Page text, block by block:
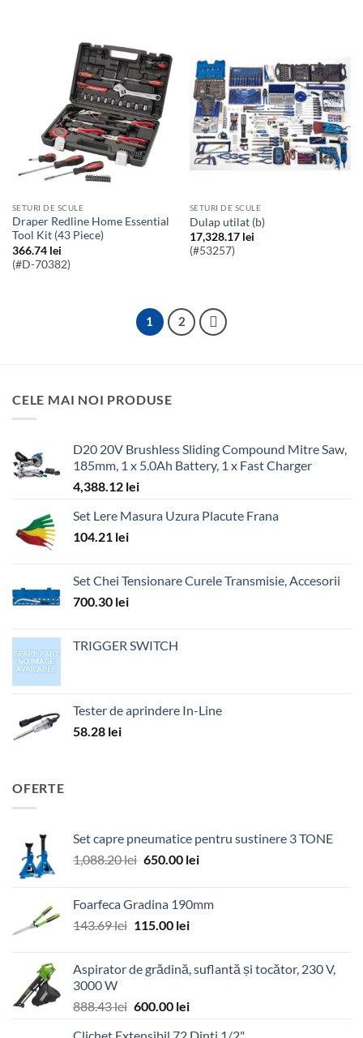
SETURI DE SCULE
Draper Redline Home Essential
Tool Kit (43 Piece)
366.74 lei
(#D-70382)
SETURI DE SCULE
Dulap utilat (b)
17,328.17 lei
(#53257)
1 2
CELE MAI NOI PRODUSE
D20 20V Brushless Sliding Compound Mitre Saw,
185mm, 1 x 5.0Ah Battery, 1 x Fast Charger
4,388.12 lei
Set Lere Masura Uzura Placute Frana
104.21 lei
Set Chei Tensionare Curele Transmisie, Accesorii
700.30 lei
TRIGGER SWITCH
Tester de aprindere In-Line
58.28 lei
OFERTE
Set capre pneumatice pentru sustinere 3 TONE
1,088.20lei Prețul
fost:
1,088.20 lei.
650.00 leiPrețul
650.00 lei.
Foarfeca Gradina 190mm
143.69lei Prețul
fost:
115.00 leiPrețul
115.00 lei.
Aspirator de grădină, suflantă și tocător, 230 V,
3000 W
888.43lei Prețul
600.00 leiPrețul